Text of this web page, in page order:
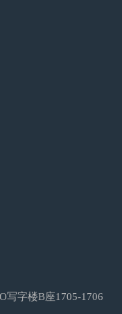
写字楼B座1705-1706